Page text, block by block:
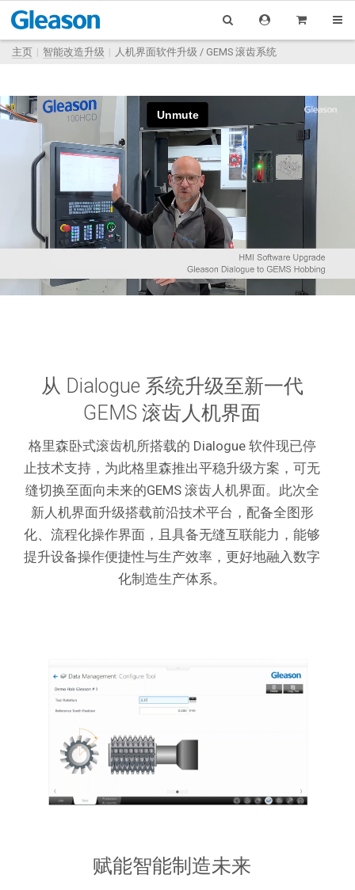
主页 智能改造升级 人机界面软件升级 / GEMS 滚齿系统
从 Dialogue 系统升级至新一代
GEMS 滚齿人机界面
格里森卧式滚齿机所搭载的 Dialogue 软件现已停
止技术支持，为此格里森推出平稳升级方案，可无
缝切换至面向未来的GEMS 滚齿人机界面。 此次全
新人机界面升级搭载前沿技术平台，配备全图形
化、流程化操作界面，且具备无缝互联能力，能够
提升设备操作便捷性与生产效率，更好地融入数字
化制造生产体系。
赋能智能制造未来